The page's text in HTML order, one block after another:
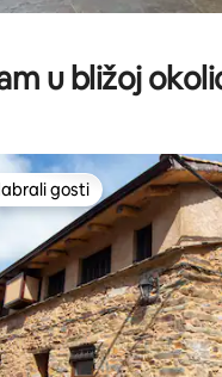
u bližoj
gosti
gosti